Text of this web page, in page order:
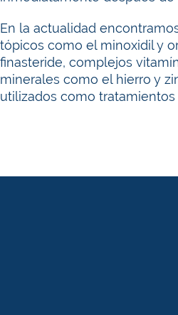
En la actualidad
tópicos como el minoxidily
finasteride, complejos
minerales como el hierro y
utilizados como